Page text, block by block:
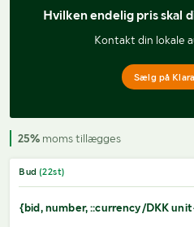
Hvilken endelig pris skal
Kontakt din lokale
Sælg på
25% moms tillægges
Bud (22st)
{bid, number, ::currency/DKK